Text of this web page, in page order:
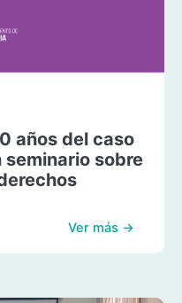
años del caso
seminario sobre
Ver más →